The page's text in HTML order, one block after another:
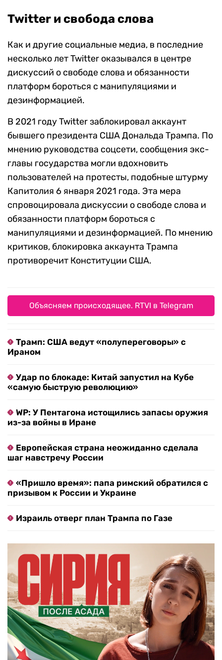
Twitter и свобода слова
Как и другие социальные медиа, в последние
несколько лет Twitter оказывался в центре
дискуссий о свободе слова и обязанности
платформ бороться с манипуляциями и
дезинформацией.
В 2021 году Twitter заблокировал аккаунт
бывшего президента США Дональда Трампа. По
мнению руководства соцсети, сообщения экс-
главы государства могли вдохновить
пользователей на протесты, подобные штурму
Капитолия 6 января 2021 года. Эта мера
спровоцировала дискуссии о свободе слова и
обязанности платформ бороться с
манипуляциями и дезинформацией. По мнению
критиков, блокировка аккаунта Трампа
противоречит Конституции США.
Объясняем происходящее. RTVI в Telegram
Трамп: США ведут «полупереговоры» с
Ираном
Удар по блокаде: Китай запустил на Кубе
«самую быструю революцию»
WP: У Пентагона истощились запасы оружия
из-за войны в Иране
Европейская страна неожиданно сделала
шаг навстречу России
«Пришло время»: папа римский обратился с
призывом к России и Украине
Израиль отверг план Трампа по Газе